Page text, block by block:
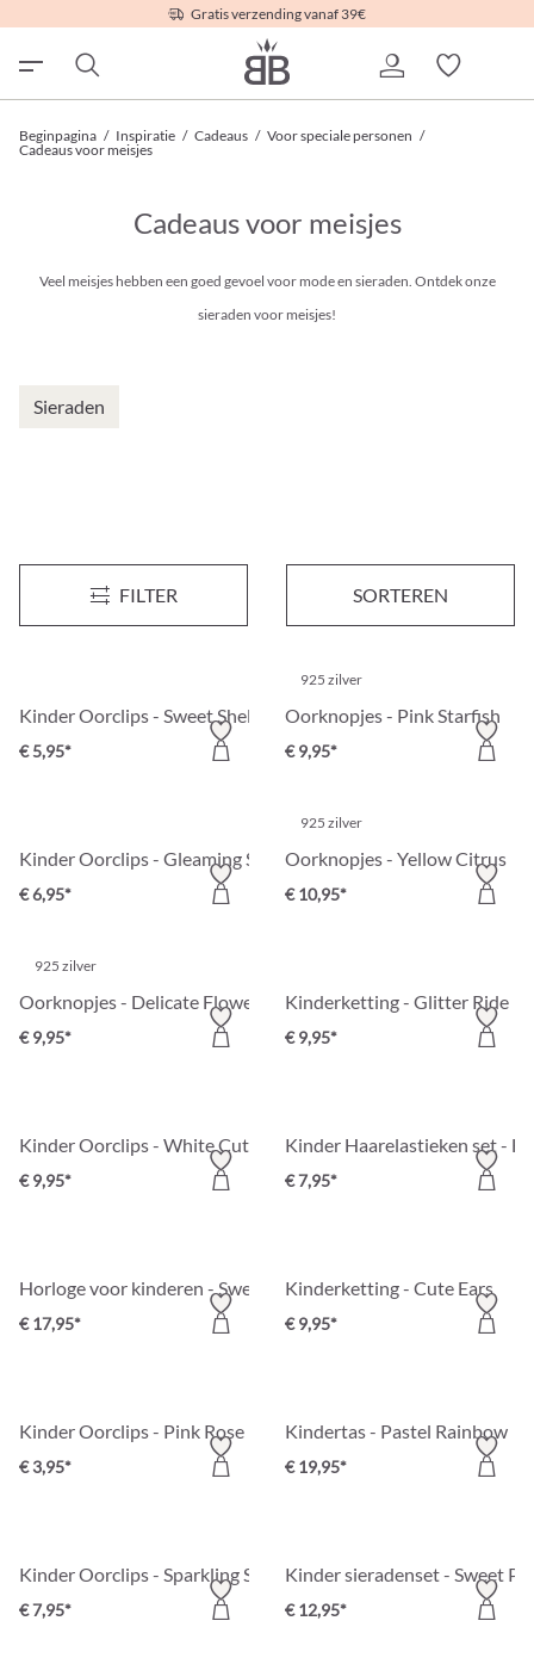
Gratis verzending vanaf 39€
Beginpagina / Inspiratie / Cadeaus / Voor speciale personen /
Cadeaus voor meisjes
Cadeaus voor meisjes
Veel meisjes hebben een goed gevoel voor mode en sieraden. Ontdek onze
sieraden voor meisjes!
Sieraden
FILTER SORTEREN
Kinder Oorclips - Lovely StarlightKinder Oorclips - Magic Cutie
Kinder Oorclips - Sweet Shell
€ 5,95*
925 zilver
Oorknopjes - Pink Starfish
€ 9,95*
Kinder Oorclips - Gleaming Spring
€ 6,95*
925 zilver
Oorknopjes - Yellow Citrus
€ 10,95*
925 zilver
Oorknopjes - Delicate Flower
€ 9,95*
Kinderketting - Glitter Ride
€ 9,95*
Kinder Oorclips - White Cutie
€ 9,95*
Kinder Haarelastieken set -
€ 7,95*
Horloge voor kinderen - Sweet Purple
€ 17,95*
Kinderketting - Cute Ears
€ 9,95*
Kinder Oorclips - Pink Rose
€ 3,95*
Kindertas - Pastel Rainbow
€ 19,95*
Kinder Oorclips - Sparkling Spring
€ 7,95*
Kinder sieradenset - Sweet
€ 12,95*